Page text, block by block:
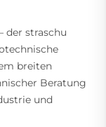
der straschu
breiten
Beratung
und